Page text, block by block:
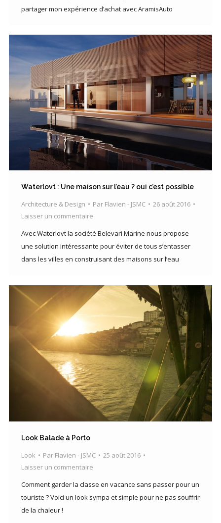
partager mon expérience d’achat avec AramisAuto
Waterlovt : Une maison sur l’eau ? oui c’est possible
Architecture & Design Par Flavien - JSMC
26 août 2016
Laisser un commentaire
Avec Waterlovt la société Belevari Marine nous propose
une solution intéressante pour éviter de tous s’entasser
dans les villes en construisant des maisons sur l’eau
Look Balade à Porto
Look Par Flavien - JSMC
25 août 2016
Laisser un commentaire
Comment garder la classe en vacance sans passer pour un
touriste ? Voici un look sympa et simple pour ne pas souffrir
de la chaleur !